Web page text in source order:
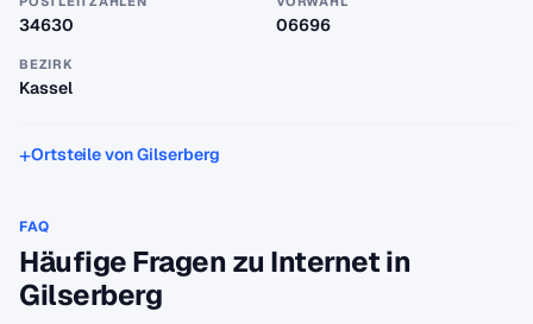
34630 06696
BEZIRK
Kassel
Ortsteile von Gilserberg
FAQ
Häufige Fragen zu Internet in
Gilserberg